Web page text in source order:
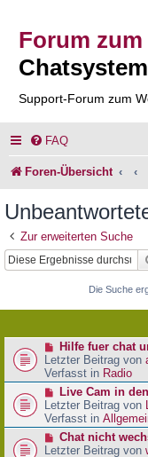
Forum
Chatsystem
Support-Forum zum
FAQ
Foren-Übersicht
Zur erweiterten Suche
Die Suche
N
e
u
e
r
B
e
t
Hilfe fuer chat
Letzter Beitrag von
Verfasst in Radio
N
e
u
e
r
Live Cam in
Letzter Beitrag von
Verfasst in
N
e
Chat nicht
Letzter Beitrag von